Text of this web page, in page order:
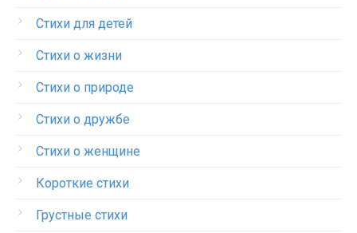
Стихи для детей
Стихи о жизни
Стихи о природе
Стихи о дружбе
Стихи о женщине
Короткие стихи
Грустные стихи